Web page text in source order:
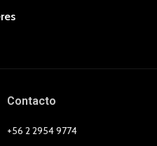
Contacto
+56 2 2954 9774